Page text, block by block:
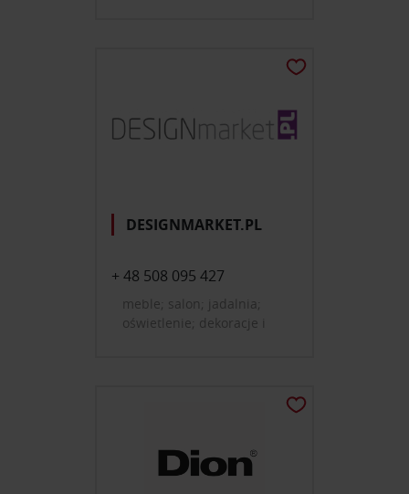
DESIGNMARKET.PL
+ 48 508 095 427
meble; salon; jadalnia;
oświetlenie; dekoracje i